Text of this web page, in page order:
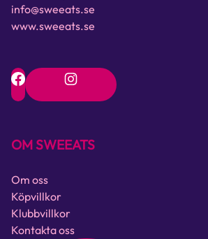
info@sweeats.se
www.sweeats.se
OM SWEEATS
Om oss
Köpvillkor
Klubbvillkor
Kontakta oss